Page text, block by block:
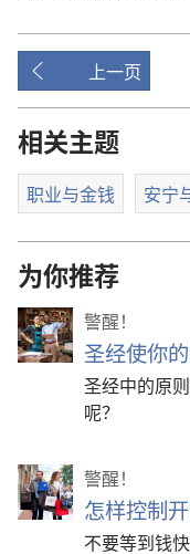
上一页
相关主题
职业与金钱 安宁
为你推荐
警醒！
圣经使你
圣经中的原
呢？
警醒！
怎样控制
不要等到钱